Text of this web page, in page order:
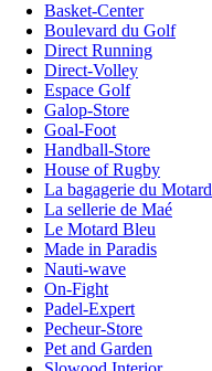
Basket-Center
Boulevard du Golf
Direct Running
Direct-Volley
Espace Golf
Galop-Store
Goal-Foot
Handball-Store
House of Rugby
La bagagerie du Motard
La sellerie de Maé
Le Motard Bleu
Made in Paradis
Nauti-wave
On-Fight
Padel-Expert
Pecheur-Store
Pet and Garden